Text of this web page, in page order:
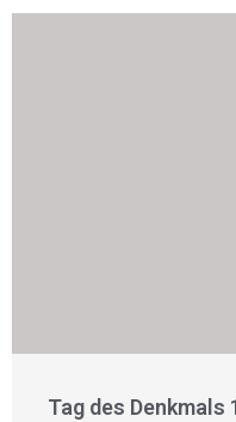
Tag des Denkmals